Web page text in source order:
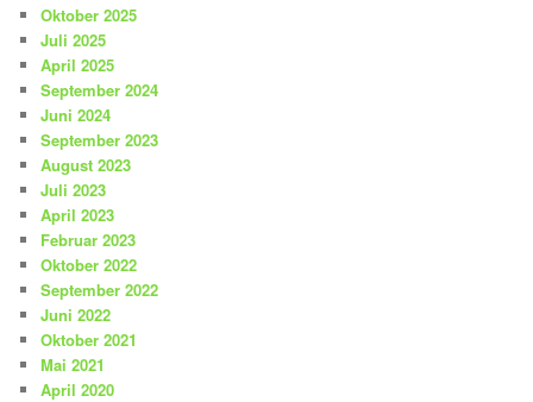
Oktober 2025
Juli 2025
April 2025
September 2024
Juni 2024
September 2023
August 2023
Juli 2023
April 2023
Februar 2023
Oktober 2022
September 2022
Juni 2022
Oktober 2021
Mai 2021
April 2020